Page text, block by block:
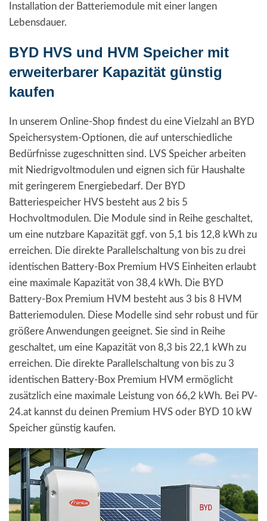
Installation der Batteriemodule mit einer langen
Lebensdauer.
BYD HVS und HVM Speicher mit
erweiterbarer Kapazität günstig
kaufen
In unserem Online-Shop findest du eine Vielzahl an BYD
Speichersystem-Optionen, die auf unterschiedliche
Bedürfnisse zugeschnitten sind. LVS Speicher arbeiten
mit Niedrigvoltmodulen und eignen sich für Haushalte
mit geringerem Energiebedarf. Der BYD
Batteriespeicher HVS besteht aus 2 bis 5
Hochvoltmodulen. Die Module sind in Reihe geschaltet,
um eine nutzbare Kapazität ggf. von 5,1 bis 12,8 kWh zu
erreichen. Die direkte Parallelschaltung von bis zu drei
identischen Battery-Box Premium HVS Einheiten erlaubt
eine maximale Kapazität von 38,4 kWh. Die BYD
Battery-Box Premium HVM besteht aus 3 bis 8 HVM
Batteriemodulen. Diese Modelle sind sehr robust und für
größere Anwendungen geeignet. Sie sind in Reihe
geschaltet, um eine Kapazität von 8,3 bis 22,1 kWh zu
erreichen. Die direkte Parallelschaltung von bis zu 3
identischen Battery-Box Premium HVM ermöglicht
zusätzlich eine maximale Leistung von 66,2 kWh. Bei PV-
24.at kannst du deinen Premium HVS oder BYD 10 kW
Speicher günstig kaufen.